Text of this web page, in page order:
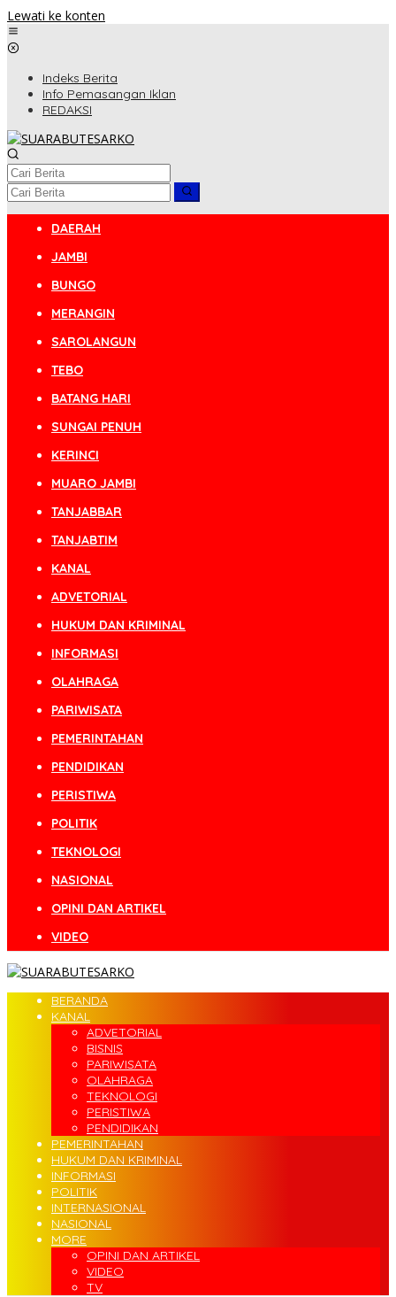
Lewati ke konten
Indeks Berita
Info Pemasangan Iklan
REDAKSI
DAERAH
JAMBI
BUNGO
MERANGIN
SAROLANGUN
TEBO
BATANG HARI
SUNGAI PENUH
KERINCI
MUARO JAMBI
TANJABBAR
TANJABTIM
KANAL
ADVETORIAL
HUKUM DAN KRIMINAL
INFORMASI
OLAHRAGA
PARIWISATA
PEMERINTAHAN
PENDIDIKAN
PERISTIWA
POLITIK
TEKNOLOGI
NASIONAL
OPINI DAN ARTIKEL
VIDEO
BERANDA
KANAL
ADVETORIAL
BISNIS
PARIWISATA
OLAHRAGA
TEKNOLOGI
PERISTIWA
PENDIDIKAN
PEMERINTAHAN
HUKUM DAN KRIMINAL
INFORMASI
POLITIK
INTERNASIONAL
NASIONAL
MORE
OPINI DAN ARTIKEL
VIDEO
TV